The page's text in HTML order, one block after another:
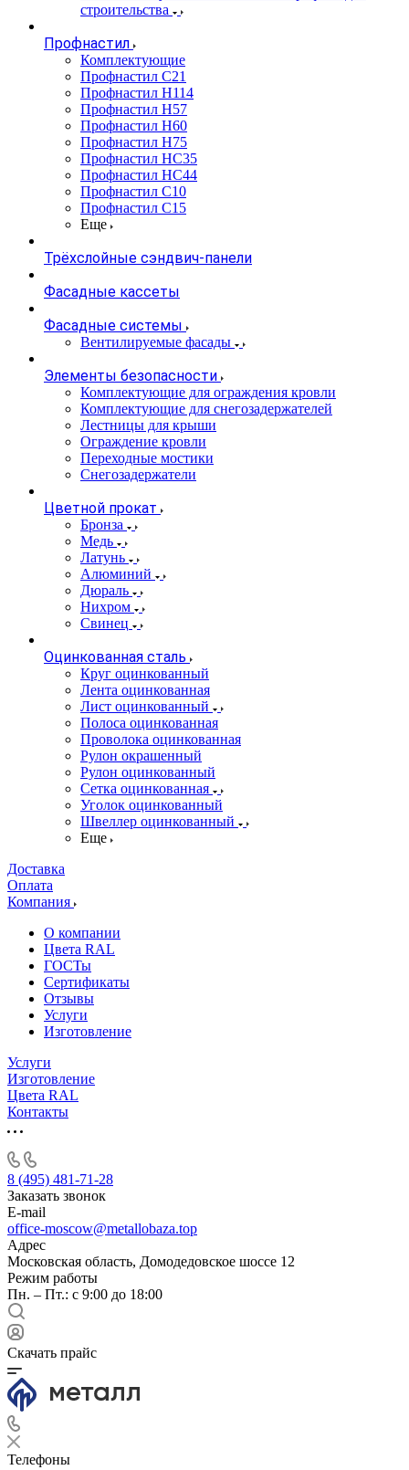
строительства
Профнастил
Комплектующие
Профнастил C21
Профнастил Н114
Профнастил Н57
Профнастил Н60
Профнастил Н75
Профнастил НС35
Профнастил НС44
Профнастил С10
Профнастил С15
Еще
Трёхслойные сэндвич-панели
Фасадные кассеты
Фасадные системы
Вентилируемые фасады
Элементы безопасности
Комплектующие для ограждения кровли
Комплектующие для снегозадержателей
Лестницы для крыши
Ограждение кровли
Переходные мостики
Снегозадержатели
Цветной прокат
Бронза
Медь
Латунь
Алюминий
Дюраль
Нихром
Свинец
Оцинкованная сталь
Круг оцинкованный
Лента оцинкованная
Лист оцинкованный
Полоса оцинкованная
Проволока оцинкованная
Рулон окрашенный
Рулон оцинкованный
Сетка оцинкованная
Уголок оцинкованный
Швеллер оцинкованный
Еще
Доставка
Оплата
Компания
О компании
Цвета RAL
ГОСТы
Сертификаты
Отзывы
Услуги
Изготовление
Услуги
Изготовление
Цвета RAL
Контакты
8 (495) 481-71-28
Заказать звонок
E-mail
office-moscow@metallobaza.top
Адрес
Московская область, Домодедовское шоссе 12
Режим работы
Пн. – Пт.: с 9:00 до 18:00
Скачать прайс
Телефоны